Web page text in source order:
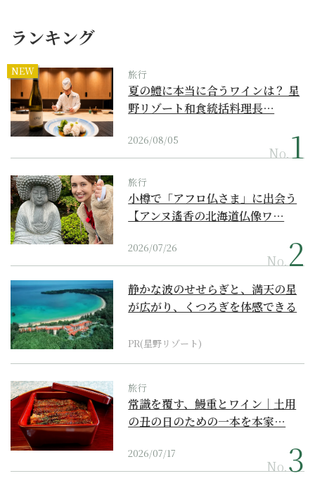
ランキング
NEW 旅行
夏の鱧に本当に合うワインは？ 星
野リゾート和食統括料理長…
2026/08/05
No.
旅行
小樽で「アフロ仏さま」に出会う
【アンヌ遙香の北海道仏像ワ…
2026/07/26
No.
静かな波のせせらぎと、満天の星
が広がり、くつろぎを体感できる
PR(星野リゾート)
旅行
常識を覆す、鰻重とワイン｜土用
の丑の日のための一本を本家…
2026/07/17
No.